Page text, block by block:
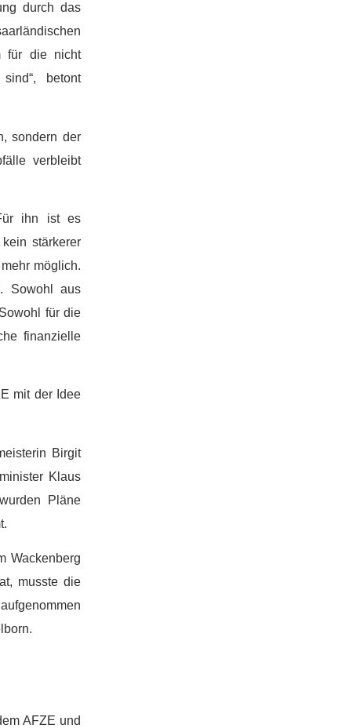
durch das
für die nicht
betont
sondern der
verbleibt
ihn ist es
stärkerer
möglich.
Sowohl aus
für die
finanzielle
mit der Idee
Birgit
Klaus
Pläne
Wackenberg
musste die
AFZE und